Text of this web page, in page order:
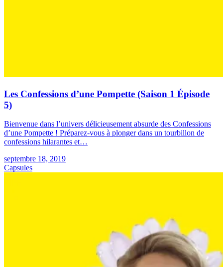
Les Confessions d’une Pompette (Saison 1 Épisode
5)
Bienvenue dans l’univers délicieusement absurde des Confessions
d’une Pompette ! Préparez-vous à plonger dans un tourbillon de
confessions hilarantes et…
septembre 18, 2019
Capsules